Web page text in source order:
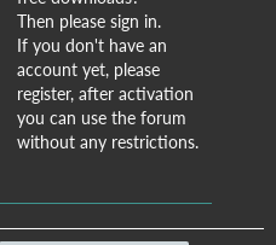
Then please sign in.
If you don't have an
account yet, please
register, after activation
you can use the forum
without any restrictions.